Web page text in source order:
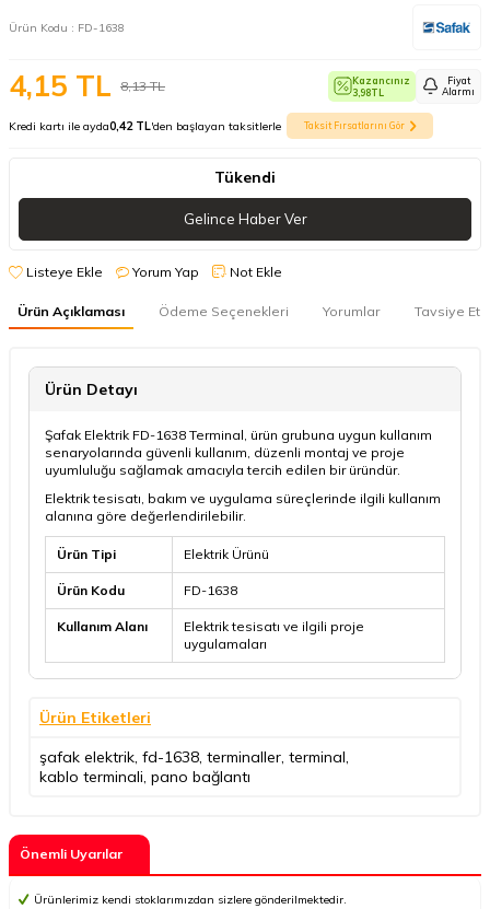
Ürün Kodu : FD-1638
8,13TL
4,15 TL
Kazancınız
3,98TL
Fiyat
Alarmı
Kredi kartı ile ayda0,42 TL'den başlayan taksitlerle Taksit Fırsatlarını Gör
Tükendi
Gelince Haber Ver
Listeye Ekle Yorum Yap Not Ekle
Ürün Açıklaması Ödeme Seçenekleri Yorumlar Tavsiye Et
Ürün Detayı
Şafak Elektrik FD-1638 Terminal, ürün grubuna uygun kullanım
senaryolarında güvenli kullanım, düzenli montaj ve proje
uyumluluğu sağlamak amacıyla tercih edilen bir üründür.
Elektrik tesisatı, bakım ve uygulama süreçlerinde ilgili kullanım
alanına göre değerlendirilebilir.
Ürün Tipi Elektrik Ürünü
Ürün Kodu FD-1638
Kullanım Alanı
Elektrik tesisatı ve ilgili proje
uygulamaları
Ürün Etiketleri
şafak elektrik, fd-1638, terminaller, terminal,
kablo terminali, pano bağlantı
Önemli Uyarılar
Ürünlerimiz kendi stoklarımızdan sizlere gönderilmektedir.